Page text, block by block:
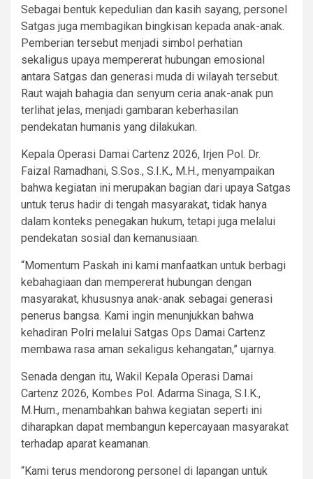
Sebagai bentuk kepedulian dan kasih sayang, personel
Satgas juga membagikan bingkisan kepada anak-anak.
Pemberian tersebut menjadi simbol perhatian
sekaligus upaya mempererat hubungan emosional
antara Satgas dan generasi muda di wilayah tersebut.
Raut wajah bahagia dan senyum ceria anak-anak pun
terlihat jelas, menjadi gambaran keberhasilan
pendekatan humanis yang dilakukan.
Kepala Operasi Damai Cartenz 2026, Irjen Pol. Dr.
Faizal Ramadhani, S.Sos., S.I.K., M.H., menyampaikan
bahwa kegiatan ini merupakan bagian dari upaya Satgas
untuk terus hadir di tengah masyarakat, tidak hanya
dalam konteks penegakan hukum, tetapi juga melalui
pendekatan sosial dan kemanusiaan.
“Momentum Paskah ini kami manfaatkan untuk berbagi
kebahagiaan dan mempererat hubungan dengan
masyarakat, khususnya anak-anak sebagai generasi
penerus bangsa. Kami ingin menunjukkan bahwa
kehadiran Polri melalui Satgas Ops Damai Cartenz
membawa rasa aman sekaligus kehangatan,” ujarnya.
Senada dengan itu, Wakil Kepala Operasi Damai
Cartenz 2026, Kombes Pol. Adarma Sinaga, S.I.K.,
M.Hum., menambahkan bahwa kegiatan seperti ini
diharapkan dapat membangun kepercayaan masyarakat
terhadap aparat keamanan.
“Kami terus mendorong personel di lapangan untuk